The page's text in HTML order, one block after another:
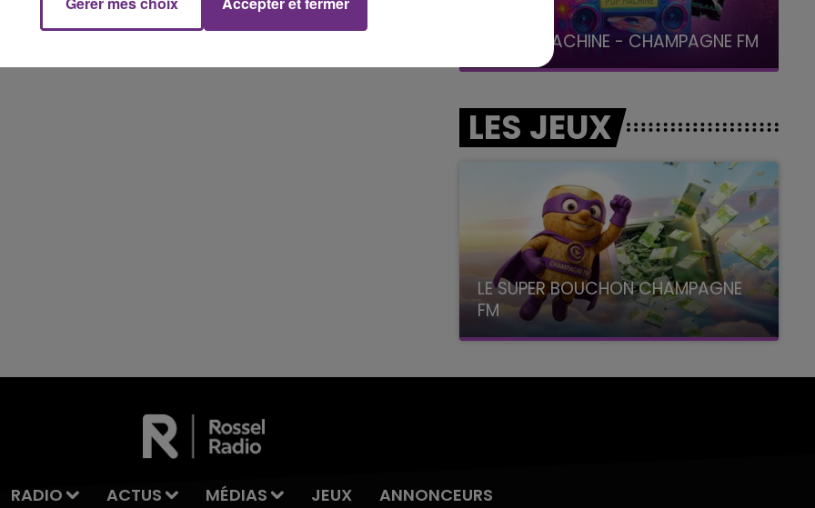
de 20 ans a été...
LA POP MACHINE - CHAMPAGNE FM
LES JEUX
LE SUPER BOUCHON CHAMPAGNE
FM
avec La Famille Champagne FM, à 8H10
RADIO ACTUS MÉDIAS JEUX ANNONCEURS